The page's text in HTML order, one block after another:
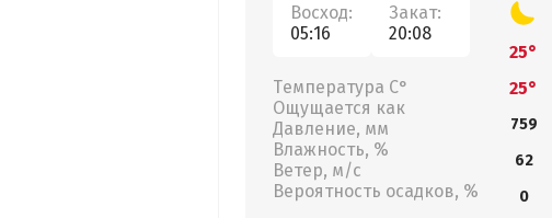
Восход:
05:16
Закат:
20:08
Температура С°
Ощущается как
Давление, мм
Влажность, %
Ветер, м/с
Вероятность осадков, %
25°
25°
759
62
0